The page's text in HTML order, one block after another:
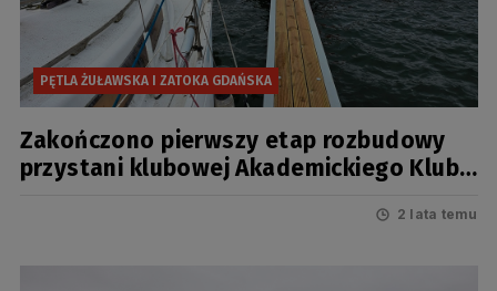
PĘTLA ŻUŁAWSKA I ZATOKA GDAŃSKA
Zakończono pierwszy etap rozbudowy
przystani klubowej Akademickiego Klubu
2 lata temu